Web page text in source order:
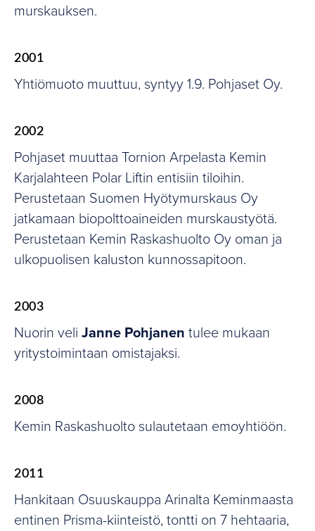
murskauksen.
2001
Yhtiömuoto muuttuu, syntyy 1.9. Pohjaset Oy.
2002
Pohjaset muuttaa Tornion Arpelasta Kemin
Karjalahteen Polar Liftin entisiin tiloihin.
Perustetaan Suomen Hyötymurskaus Oy
jatkamaan biopolttoaineiden murskaustyötä.
Perustetaan Kemin Raskashuolto Oy oman ja
ulkopuolisen kaluston kunnossapitoon.
2003
Nuorin veli Janne Pohjanen tulee mukaan
yritystoimintaan omistajaksi.
2008
Kemin Raskashuolto sulautetaan emoyhtiöön.
2011
Hankitaan Osuuskauppa Arinalta Keminmaasta
entinen Prisma-kiinteistö, tontti on 7 hehtaaria,